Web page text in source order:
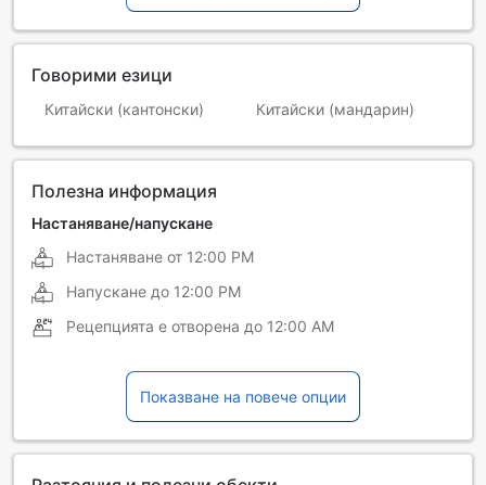
Говорими езици
Китайски (кантонски) Китайски (мандарин)
Полезна информация
Настаняване/напускане
Настаняване от 12:00 PM
Напускане до 12:00 PM
Рецепцията е отворена до 12:00 AM
Показване на повече опции